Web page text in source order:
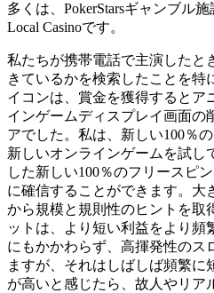
多くは、PokerStarsギャンブル施
Local Casinoです。
私たちが携帯電話で主演したと
きているかを検索したことを特
イコンは、賞金を獲得するとア
インゲームディスプレイ画面の
アでした。私は、新しい100％
新しいオンラインゲームを試し
した新しい100％のフリースピ
に確信することができます。大
から規模と規則性のヒントを取
ットは、より短い利益をより頻
にもかかわらず、高揮発性のス
ますが、それはしばしば頻繁に
が高いと感じたら、故人やリア